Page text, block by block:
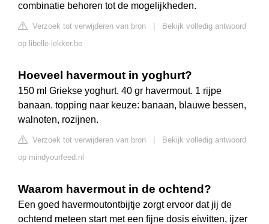
combinatie behoren tot de mogelijkheden.
Verzoek tot verwijderen van bron
Bekijk volledig antwoord
op libelle-lekker.be
Hoeveel havermout in yoghurt?
150 ml Griekse yoghurt. 40 gr havermout. 1 rijpe
banaan. topping naar keuze: banaan, blauwe bessen,
walnoten, rozijnen.
Verzoek tot verwijderen van bron
Bekijk volledig antwoord
op mindyourfeed.nl
Waarom havermout in de ochtend?
Een goed havermoutontbijtje zorgt ervoor dat jij de
ochtend meteen start met een fijne dosis eiwitten, ijzer